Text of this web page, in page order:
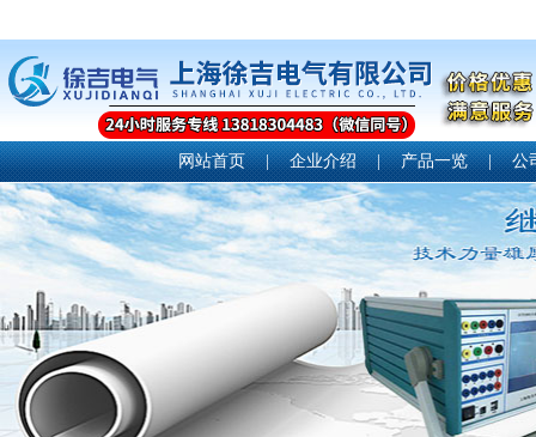
网站首页 | 企业介绍 | 产品一览 | 公